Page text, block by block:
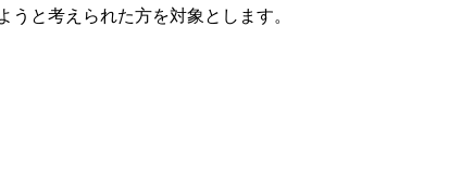
と考えられた方を対象とします。